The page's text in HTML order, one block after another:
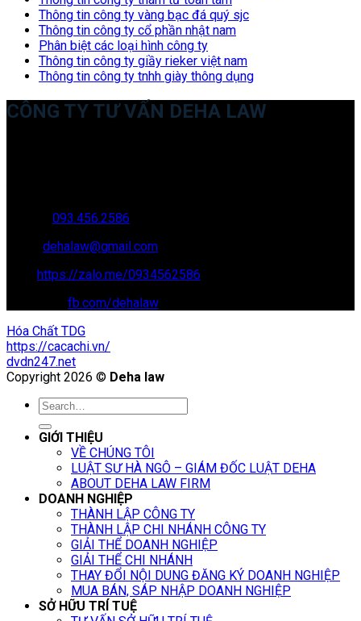
Thông tin công ty vàng bạc đá quý sjc
Thông tin công ty cổ phần nhật nam
Phân biệt các loại hình công ty
Thông tin công ty giầy rieker việt nam
Thông tin công ty tnhh giày thông dụng
CÔNG TY TƯ VẤN DEHA LAW
093.456.2586
dehalaw@gmail.com
https://zalo.me/0934562586
fb.com/dehalaw
Hóa Chất TDG
https://cacachi.vn/
dvdn247.net
Copyright 2026 © Deha law
GIỚI THIỆU
VỀ CHÚNG TÔI
LUẬT SƯ HÀ NGÔ – GIÁM ĐỐC LUẬT DEHA
ABOUT DEHA LAW FIRM
DOANH NGHIỆP
THÀNH LẬP CÔNG TY
THÀNH LẬP CHI NHÁNH CÔNG TY
GIẢI THỂ DOANH NGHIỆP
GIẢI THỂ CHI NHÁNH
THAY ĐỔI NỘI DUNG ĐĂNG KÝ DOANH NGHIỆP
MUA BÁN, SÁP NHẬP DOANH NGHIỆP
SỞ HỮU TRÍ TUỆ